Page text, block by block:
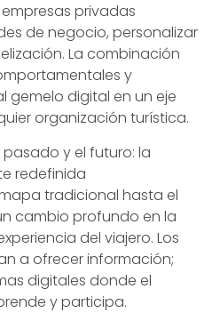
privadas
de negocio, personalizar
La combinación
y
gemelo digital en un eje
organización turística.
y el futuro: la
redefinida
tradicional hasta el
cambio profundo en la
del viajero. Los
a ofrecer información;
digitales donde el
y participa.